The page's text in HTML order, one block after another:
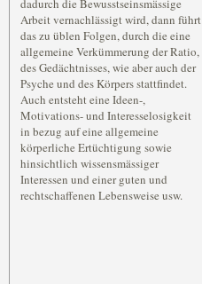
dadurch die Bewusstseinsmässige
Arbeit vernachlässigt wird, dann führt
das zu üblen Folgen, durch die eine
allgemeine Verkümmerung der Ratio,
des Gedächtnisses, wie aber auch der
Psyche und des Körpers stattfindet.
Auch entsteht eine Ideen-,
Motivations- und Interesselosigkeit
in bezug auf eine allgemeine
körperliche Ertüchtigung sowie
hinsichtlich wissensmässiger
Interessen und einer guten und
rechtschaffenen Lebensweise usw.